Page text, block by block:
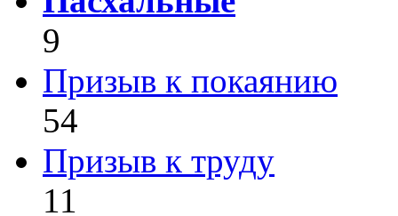
9
Призыв к покаянию
54
Призыв к труду
11